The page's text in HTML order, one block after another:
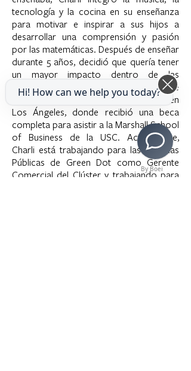
tecnología y la cocina en su enseñanza
para motivar e inspirar a sus hijos a
desarrollar una comprensión y pasión
por las matemáticas. Después de enseñar
durante 5 años, decidió que quería tener
un mayor impacto dentro de las
comunidades similares a la que
trabajaba. Charli regresó a su hogar en
Los Ángeles, donde recibió una beca
completa para asistir a la Marshall School
of Business de la USC. Actualmente,
Charli está trabajando para las Escuelas
Públicas de Green Dot como Gerente
Comercial del Clúster y trabajando para
By Boei
Hi! How can we help you today?